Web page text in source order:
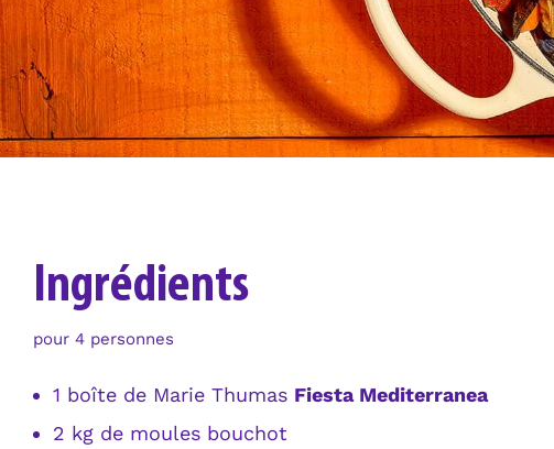
Ingrédients
pour 4 personnes
1 boîte de Marie Thumas Fiesta Mediterranea
2 kg de moules bouchot